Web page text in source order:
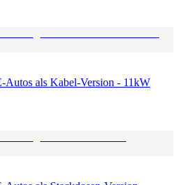
als Kabel-Version - 11kW